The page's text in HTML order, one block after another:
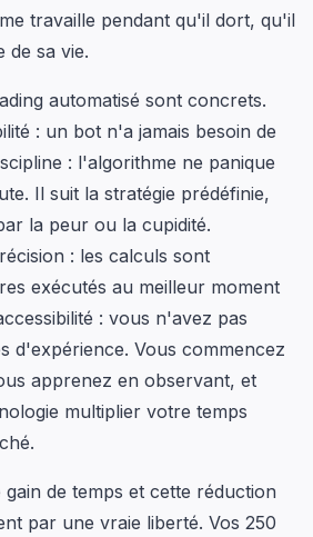
travaille pendant qu'il dort, qu'il
de sa vie.
automatisé sont concrets.
: un bot n'a jamais besoin de
: l'algorithme ne panique
Il suit la stratégie prédéfinie,
la peur ou la cupidité.
: les calculs sont
exécutés au meilleur moment
: vous n'avez pas
d'expérience. Vous commencez
apprenez en observant, et
multiplier votre temps
gain de temps et cette réduction
par une vraie liberté. Vos 250